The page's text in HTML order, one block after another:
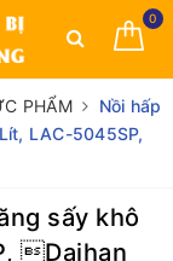
0
PHẨM
Nồi hấp
LAC-5045SP,
sấy khô
Daihan